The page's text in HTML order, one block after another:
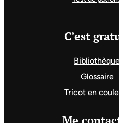
C’est
Glossaire
Tricot en
Me